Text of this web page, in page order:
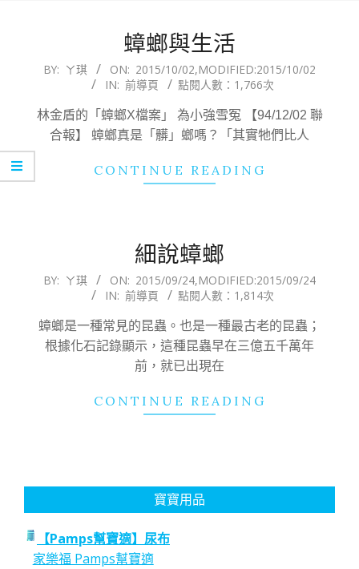
蟑螂與生活
2015-
02
BY: ㄚ琪 ON: 2015/10/02,MODIFIED:2015/10/02
IN: 前導頁 點閱人數：1,766次
林金盾的「蟑螂X檔案」 為小強雪冤 【94/12/02 聯
合報】 蟑螂真是「髒」螂嗎？「其實牠們比人
CONTINUE READING
細說蟑螂
2015-
24
BY: ㄚ琪 ON: 2015/09/24,MODIFIED:2015/09/24
IN: 前導頁 點閱人數：1,814次
蟑螂是一種常見的昆蟲。也是一種最古老的昆蟲；
根據化石記錄顯示，這種昆蟲早在三億五千萬年
前，就已出現在
CONTINUE READING
寶寶用品
【Pamps幫寶適】尿布
家樂福 Pamps幫寶適